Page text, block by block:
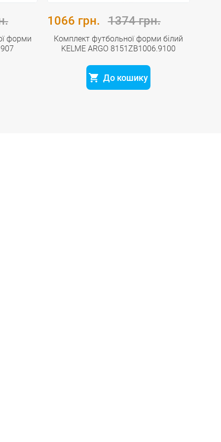
форми
1066 грн. 1374 грн.
Комплект футбольної форми білий
KELME ARGO 8151ZB1006.9100
До кошику